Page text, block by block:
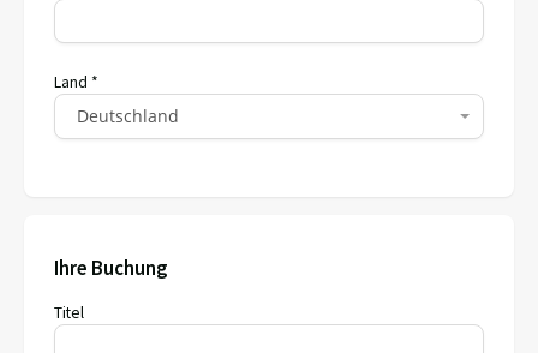
Land *
Deutschland
Ihre Buchung
Titel